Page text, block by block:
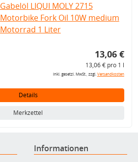
Gabelöl LIQUI MOLY 2715
Motorbike Fork Oil 10W medium
Motorrad 1 Liter
13,06 €
13,06 € pro 1 l
inkl. gesetzl. MwSt., zzgl.Versandkosten
Details
Merkzettel
Informationen